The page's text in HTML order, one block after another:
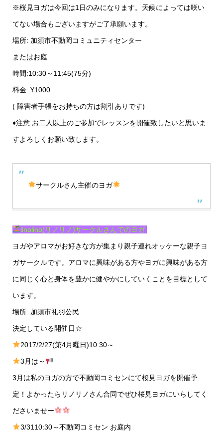
※桜見ヨガは今回は1日のみになります。天候によっては咲い
てない場合もございますがご了承願います。
場所: 加須市不動岡コミュニティセンター
またはお庭
時間:10:30～11:45(75分)
料金: ¥1000
( 障害者手帳をお持ちの方は割引ありです)
♦︎注意:お二人以上のご参加でレッスンを開催致したいと思いま
すよろしくお願い致します。
サークルさん主催のヨガ
linolino(リノリノ)サークルさんでのヨガ
ヨガやアロマがお好きな方が集まり親子連れオッケーな親子ヨ
ガサークルです。アロマに興味がある方やヨガに興味がある方
に同じく心と身体を豊かに健やかにしていくことを目標として
います。
場所: 加須市礼羽公民
決定している開催日☆
2017/2/27(第4月曜日)10:30～
3月は～
3月は私のヨガの方で不動岡コミセンにて桜見ヨガを開催予
定！よかったらリノリノさん合同でぜひ桜見ヨガにいらしてく
ださいませー
3/3110:30～不動岡コミセン お庭内